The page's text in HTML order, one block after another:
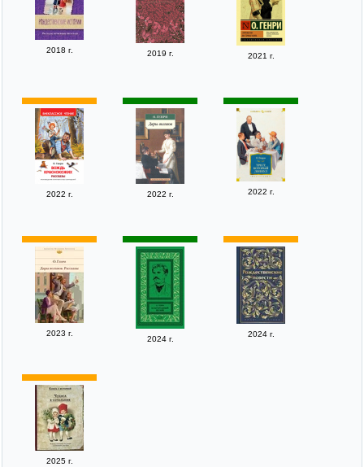
2018 г. 2019 г. 2021 г.
2022 г. 2022 г. 2022 г.
2023 г.
2024 г.
2024 г.
2025 г.